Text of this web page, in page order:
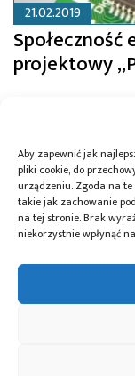
Aby zapewnić jak
pliki cookie, do
urządzeniu. Zgoda na
takie jak zachowanie
na tej stronie. Brak
niekorzystnie wpłynąć
21.02.2019
Społeczność
projektowy